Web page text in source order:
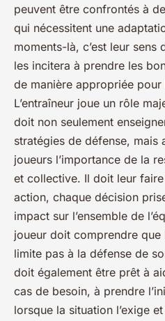
peuvent être confrontés à
qui nécessitent une
moments-là, c’est leur sens
les incitera à prendre les
de manière appropriée pour
L’entraîneur joue un rôle
doit non seulement
stratégies de défense, mais
joueurs l’importance de la
et collective. Il doit leur
action, chaque décision
impact sur l’ensemble de
joueur doit comprendre que
limite pas à la défense de
doit également être prêt à
cas de besoin, à prendre
lorsque la situation l’exige